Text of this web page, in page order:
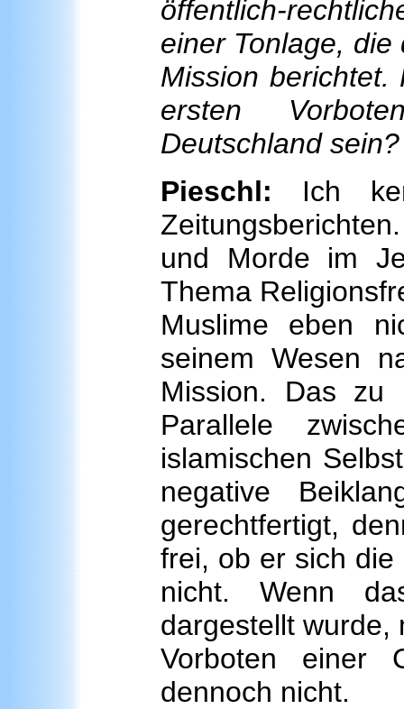
öffentlich-
einer Tonlage,
Mission
ersten
Deutschland sein?
Pieschl: Ich
und Morde im
Thema
Muslime eben
seinem Wesen
Mission. Das zu
Parallele
islamischen
negative
gerechtfertigt,
frei, ob er sich
nicht. Wenn
dargestellt wurde,
Vorboten einer
dennoch nicht.